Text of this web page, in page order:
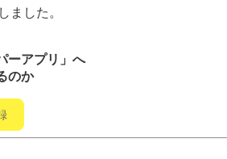
ました。
ーアプリ」へ
のか